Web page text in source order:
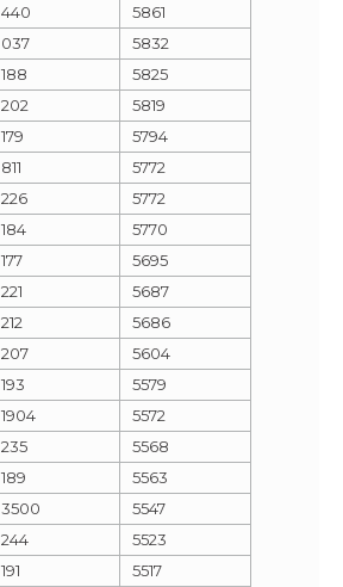
440
5861
037
5832
188
5825
202
5819
179
5794
811
5772
226
5772
184
5770
177
5695
221
5687
212
5686
207
5604
193
5579
1904
5572
235
5568
189
5563
3500
5547
244
5523
191
5517